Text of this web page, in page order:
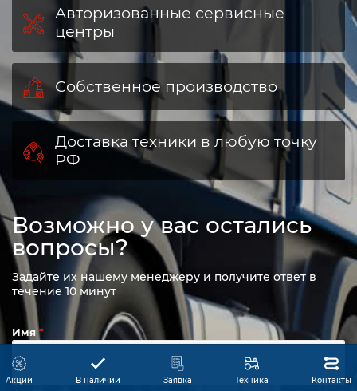
Авторизованные сервисные
центры
Собственное производство
Доставка техники в любую точку
РФ
Возможно у вас остались
вопросы?
Задайте их нашему менеджеру и получите ответ в
течение 10 минут
Имя
Акции В наличии Заявка Техника Контакты